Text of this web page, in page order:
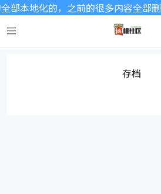
本地化的，之前的很多内容全部
存档